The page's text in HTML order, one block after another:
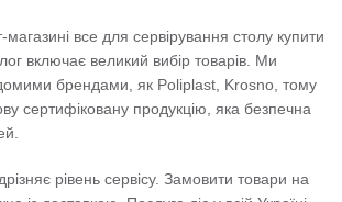
все для сервірування столу купити
включає великий вибір товарів. Ми
брендами, як Poliplast, Krosno, тому
сертифіковану продукцію, яка безпечна
рівень сервісу. Замовити товари на